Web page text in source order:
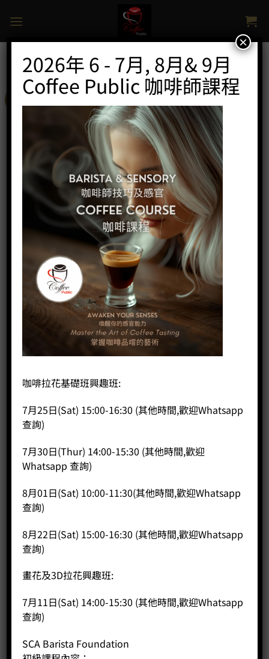
特價
咖啡課程 SCA BREWING
SCA Brewing 沖煮課程 中級-本公司學生優
HK$6,700.00 Original
price
was:
HK$6,500.00
price
is:
課程時長約 13小時（連考試）
考試合格，將獲頒發SCA 的中級沖煮証書
報讀人士需要曾經報讀過本中心的City and Guilds課程或
SCA課程才可以享有學生優惠
本公司 sales@coffeepublic.com.hk 安排上課時間。
分類：SCA Brewing,咖啡課程
商品說明
2026年 6 - 7月, 8月& 9月
Coffee Public 咖啡師課程
咖啡拉花基礎班興趣班:
7月25日(Sat) 15:00-16:30 (其他時間,歡迎Whatsapp
查詢)
7月30日(Thur) 14:00-15:30 (其他時間,歡迎
Whatsapp 查詢)
8月01日(Sat) 10:00-11:30(其他時間,歡迎Whatsapp
查詢)
8月22日(Sat) 15:00-16:30 (其他時間,歡迎Whatsapp
查詢)
畫花及3D拉花興趣班:
7月11日(Sat) 14:00-15:30 (其他時間,歡迎Whatsapp
查詢)
SCA Barista Foundation
×